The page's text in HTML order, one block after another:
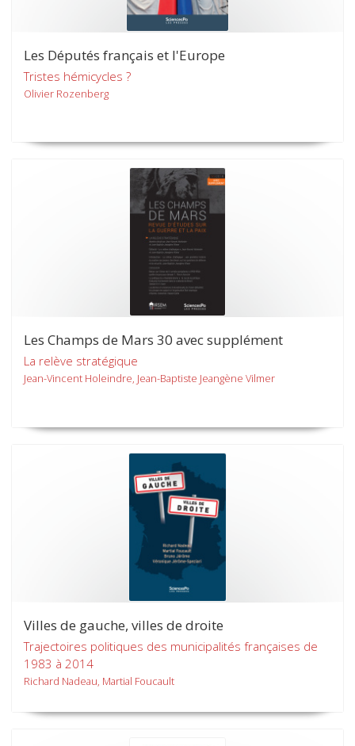
Les Députés français et l'Europe
Tristes hémicycles ?
Olivier Rozenberg
Les Champs de Mars 30 avec supplément
La relève stratégique
Jean-Vincent Holeindre, Jean-Baptiste Jeangène Vilmer
Villes de gauche, villes de droite
Trajectoires politiques des municipalités françaises de
1983 à 2014
Richard Nadeau, Martial Foucault